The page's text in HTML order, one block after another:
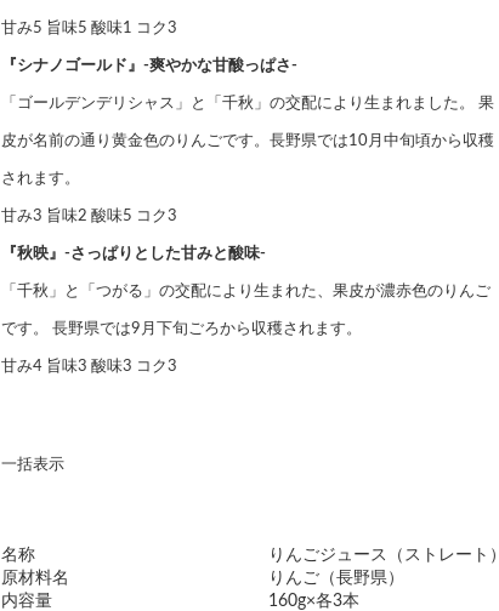
甘み5 旨味5 酸味1 コク3
『シナノゴールド』-爽やかな甘酸っぱさ-
「ゴールデンデリシャス」と「千秋」の交配により生まれました。 果
皮が名前の通り黄金色のりんごです。長野県では10月中旬頃から収穫
されます。
甘み3 旨味2 酸味5 コク3
『秋映』-さっぱりとした甘みと酸味-
「千秋」と「つがる」の交配により生まれた、果皮が濃赤色のりんご
です。 長野県では9月下旬ごろから収穫されます。
甘み4 旨味3 酸味3 コク3
一括表示
名称
りんごジュース（ストレート）
原材料名
りんご（長野県）
内容量
160g×各3本